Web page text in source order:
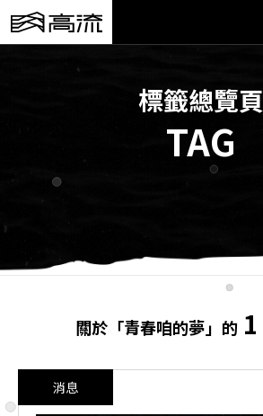
標籤總覽頁
TAG
關於「青春咱的夢」的 1
消息